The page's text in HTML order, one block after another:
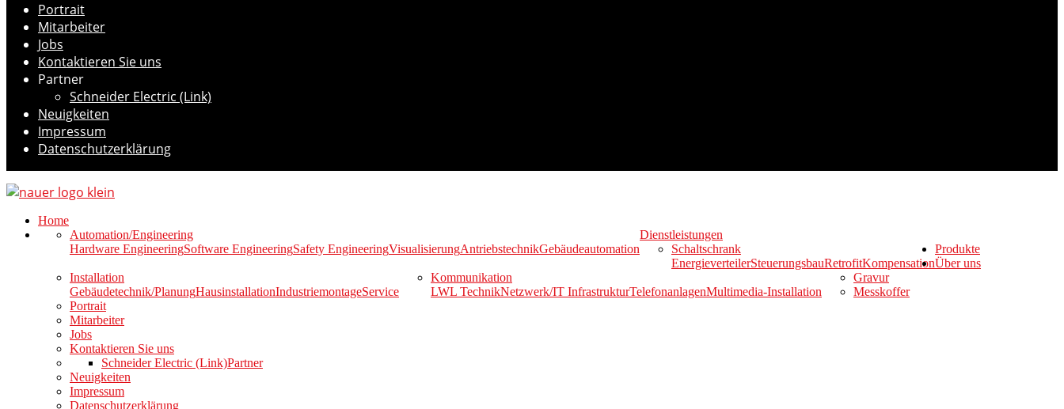
Portrait
Mitarbeiter
Jobs
Kontaktieren Sie uns
Partner
Schneider Electric (Link)
Neuigkeiten
Impressum
Datenschutzerklärung
Home
Dienstleistungen
Automation/Engineering
Hardware EngineeringSoftware EngineeringSafety EngineeringVisualisierungAntriebstechnikGebäudeautomation
Schaltschrank
EnergieverteilerSteuerungsbauRetrofitKompensation
Installation
Gebäudetechnik/PlanungHausinstallationIndustriemontageService
Kommunikation
LWL TechnikNetzwerk/IT InfrastrukturTelefonanlagenMultimedia-Installation
Produkte
Gravur
Messkoffer
Über uns
Portrait
Mitarbeiter
Jobs
Kontaktieren Sie uns
Partner
Schneider Electric (Link)
Neuigkeiten
Impressum
Datenschutzerklärung